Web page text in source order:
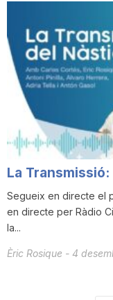
La Transmissió:
Segueix en directe el
en directe per Ràdio
la...
Èric Rosique - 4